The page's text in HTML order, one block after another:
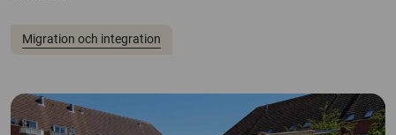
Migration och integration